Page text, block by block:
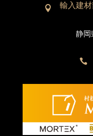
 輸入建
静
